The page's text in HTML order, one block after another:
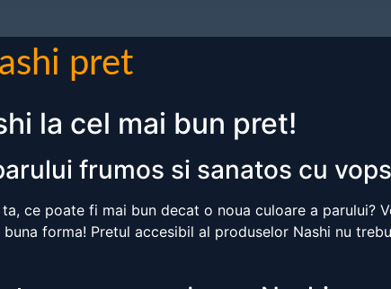
pret
la cel mai bun pret!
frumos si sanatos cu
ce poate fi mai bun decat o noua culoare a parului?
forma! Pretul accesibil al produselor Nashi nu